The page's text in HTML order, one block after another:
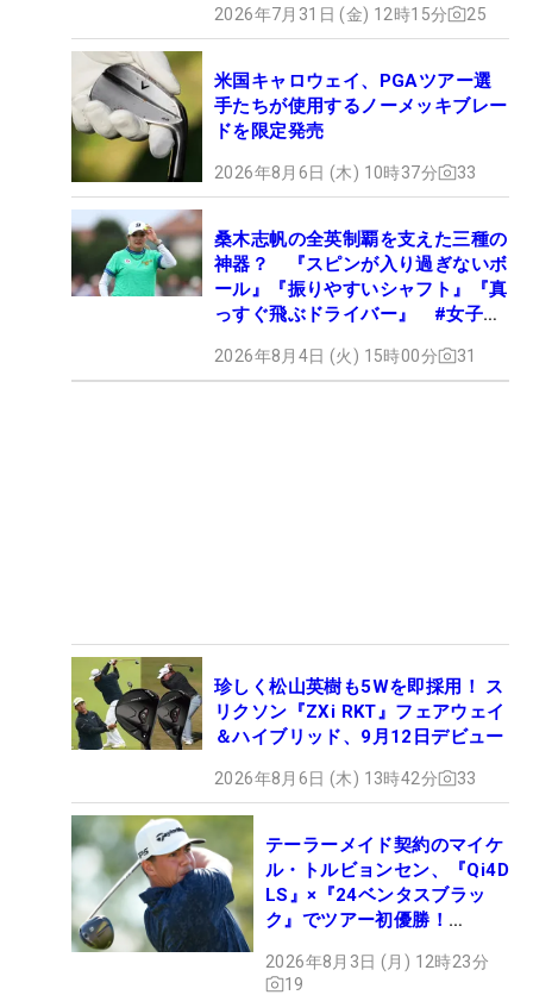
2026年7月31日 (金) 12時15分 25
米国キャロウェイ、PGAツアー選
手たちが使用するノーメッキブレー
ドを限定発売
2026年8月6日 (木) 10時37分 33
桑木志帆の全英制覇を支えた三種の
神器？ 『スピンが入り過ぎないボ
ール』『振りやすいシャフト』『真
っすぐ飛ぶドライバー』 #女子プ
2026年8月4日 (火) 15時00分 31
珍しく松山英樹も5Wを即採用！ ス
リクソン『ZXi RKT』フェアウェイ
＆ハイブリッド、9月12日デビュー
2026年8月6日 (木) 13時42分 33
テーラーメイド契約のマイケ
ル・トルビョンセン、『Qi4D
LS』×『24ベンタスブラッ
ク』でツアー初優勝！
2026年8月3日 (月) 12時23分
19